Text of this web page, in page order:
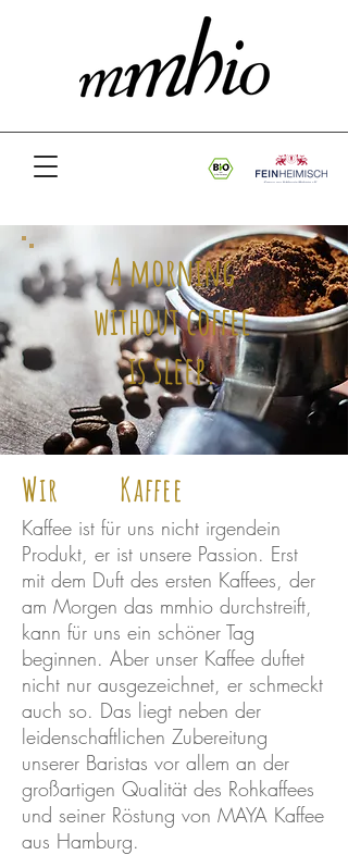
A morning
withoutcoffee
is sleep.
Wir Kaffee
Kaffee ist für uns nicht irgendein
Produkt, er ist unsere Passion. Erst
mit dem Duft des ersten Kaffees, der
am Morgen das mmhio durchstreift,
kann für uns ein schöner Tag
beginnen. Aber unser Kaffee duftet
nicht nur ausgezeichnet, er schmeckt
auch so. Das liegt neben der
leidenschaftlichen Zubereitung
unserer Baristas vor allem an der
großartigen Qualität des Rohkaffees
und seiner Röstung von MAYA Kaffee
aus Hamburg.